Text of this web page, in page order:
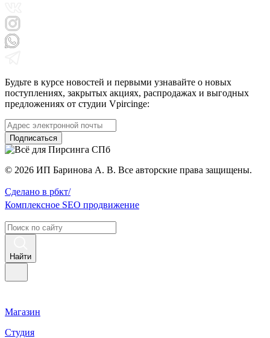
Будьте в курсе новостей и первыми узнавайте о новых
поступлениях, закрытых акциях, распродажах и выгодных
предложениях от студии Vpircinge:
Подписаться
© 2026 ИП Баринова А. В. Все авторские права защищены.
Сделано в рбкт/
Комплексное SEO продвижение
Найти
Магазин
Студия